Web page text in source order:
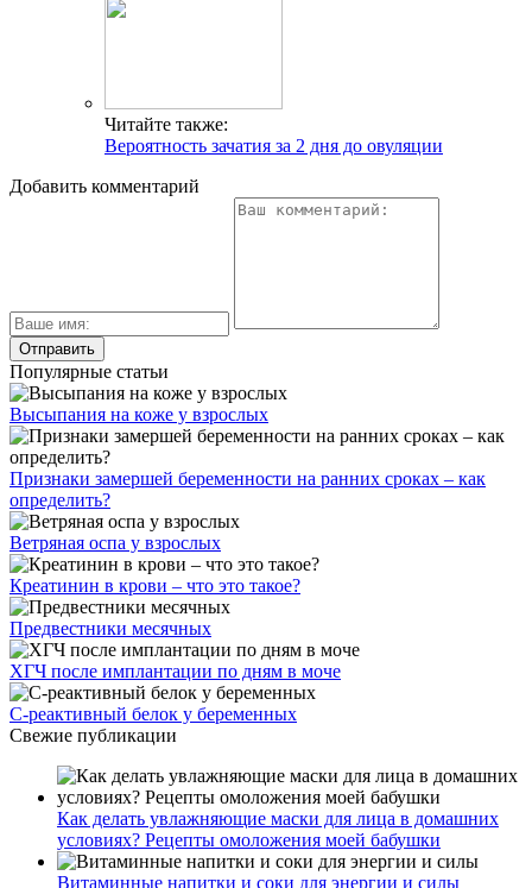
Читайте также:
Вероятность зачатия за 2 дня до овуляции
Добавить комментарий
Популярные статьи
Высыпания на коже у взрослых
Признаки замершей беременности на ранних сроках – как
определить?
Ветряная оспа у взрослых
Креатинин в крови – что это такое?
Предвестники месячных
ХГЧ после имплантации по дням в моче
С-реактивный белок у беременных
Свежие публикации
Как делать увлажняющие маски для лица в домашних
условиях? Рецепты омоложения моей бабушки
Витаминные напитки и соки для энергии и силы